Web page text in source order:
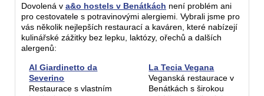
Dovolená v a&o hostels v Benátkách není problém ani
pro cestovatele s potravinovými alergiemi. Vybrali jsme pro
vás několik nejlepších restaurací a kaváren, které nabízejí
kulinářské zážitky bez lepku, laktózy, ořechů a dalších
alergenů:
Al Giardinetto da
Severino
Restaurace s vlastním
La Tecia Vegana
Veganská restaurace v
Benátkách s širokou